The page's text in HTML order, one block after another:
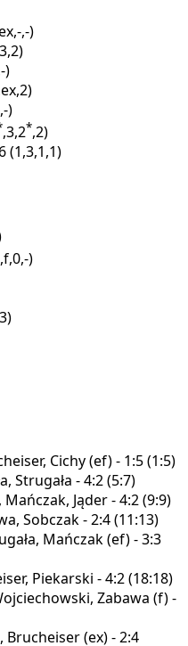
,-,-)
3,2)
-)
ex,2)
,-)
,3,2*,2)
6(1,3,1,1)
,f,0,-)
3)
Cichy (ef) - 1:5 (1:5)
Strugała - 4:2 (5:7)
Jąder - 4:2 (9:9)
Sobczak - 2:4 (11:13)
Mańczak (ef) - 3:3
Piekarski - 4:2 (18:18)
Zabawa (f) -
Brucheiser (ex) - 2:4